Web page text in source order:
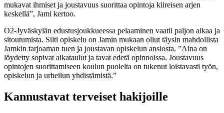
mukavat ihmiset ja joustavuus suorittaa opintoja kiireisen arjen
keskellä”, Jami kertoo.
O2-Jyväskylän edustusjoukkueessa pelaaminen vaatii paljon aikaa ja
sitoutumista. Silti opiskelu on Jamin mukaan ollut täysin mahdollista
Jamkin tarjoaman tuen ja joustavan opiskelun ansiosta. ”Aina on
löydetty sopivat aikataulut ja tavat edetä opinnoissa. Joustavuus
opintojen suorittamiseen koulun puolelta on tukenut loistavasti työn,
opiskelun ja urheilun yhdistämistä.”
Kannustavat terveiset hakijoille